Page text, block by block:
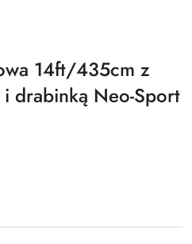
14ft/435cm z
drabinką Neo-Sport